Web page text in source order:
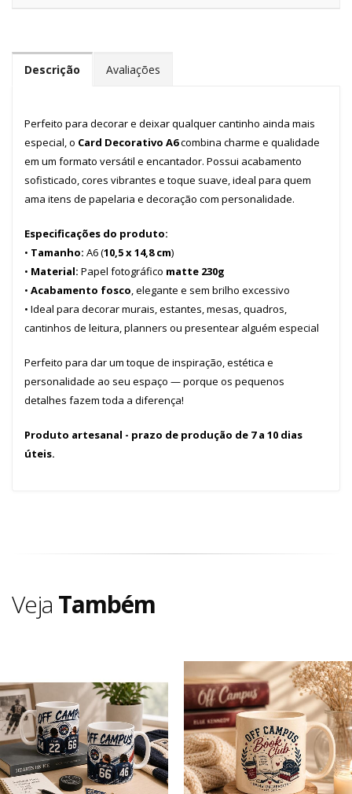
Descrição Avaliações
Perfeito para decorar e deixar qualquer cantinho ainda mais
especial, o Card Decorativo A6combina charme e qualidade
em um formato versátil e encantador. Possui acabamento
sofisticado, cores vibrantes e toque suave, ideal para quem
ama itens de papelaria e decoração com personalidade.
Especificações do produto:
• Tamanho: A6 (10,5 x 14,8 cm)
• Material: Papel fotográfico matte 230g
• Acabamento fosco, elegante e sem brilho excessivo
• Ideal para decorar murais, estantes, mesas, quadros,
cantinhos de leitura, planners ou presentear alguém especial
Perfeito para dar um toque de inspiração, estética e
personalidade ao seu espaço — porque os pequenos
detalhes fazem toda a diferença!
Produto artesanal - prazo de produção de 7 a 10 dias
úteis.
Veja Também